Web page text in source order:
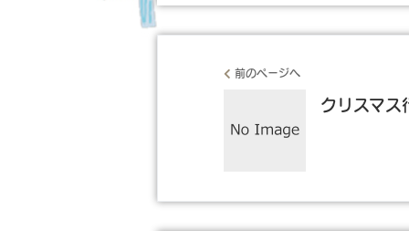
前のページへ
クリスマス